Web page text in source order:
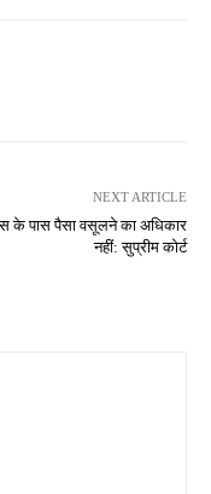
NEXT ARTICLE
के पास पैसा वसूलने का अधिकार
नहीं: सुप्रीम कोर्ट